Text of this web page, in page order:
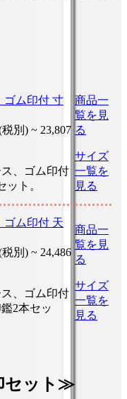
ゴム印付 寸
税別) ~ 23,807
、ゴム印付
ット。
商品一
覧を見
る
サイズ
一覧を
見る
ゴム印付 天
税別) ~ 24,486
、ゴム印付
2本セッ
商品一
覧を見
る
サイズ
一覧を
見る
セット≫